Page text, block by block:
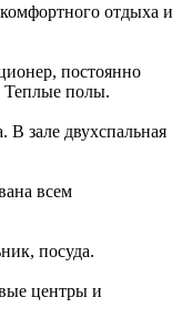
отдыха и
постоянно
Теплые полы.
В зале двухспальная
всем
посуда.
центры и